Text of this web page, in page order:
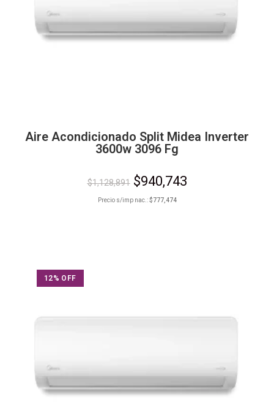
Aire Acondicionado Split Midea Inverter
3600w 3096 Fg
$1,128,891 $940,743
Precio s/imp nac.:$777,474
12% OFF